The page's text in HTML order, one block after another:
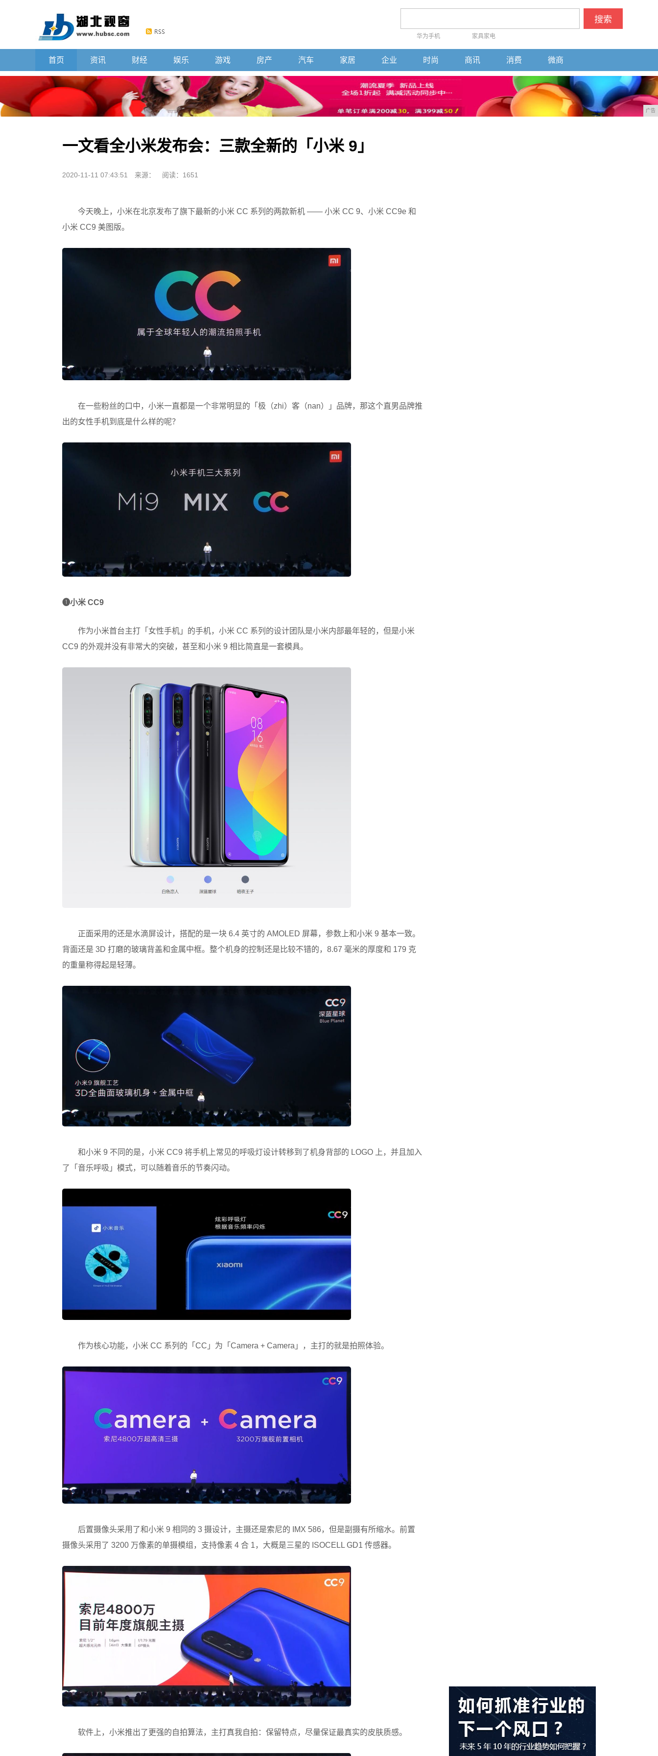
搜索
华为手机 家具家电
首页 资讯 财经 娱乐 游戏 房产 汽车 家居 企业 时尚 商讯 消费 微商
广告
一文看全小米发布会：三款全新的「小米 9」
2020-11-11 07:43:51 来源： 阅读：1651
今天晚上，小米在北京发布了旗下最新的小米 CC 系列的两款新机 —— 小米 CC 9、小米 CC9e 和
小米 CC9 美图版。
在一些粉丝的口中，小米一直都是一个非常明显的「极（zhi）客（nan）」品牌，那这个直男品牌推
出的女性手机到底是什么样的呢？
❶小米 CC9
作为小米首台主打「女性手机」的手机，小米 CC 系列的设计团队是小米内部最年轻的，但是小米
CC9 的外观并没有非常大的突破，甚至和小米 9 相比简直是一套模具。
正面采用的还是水滴屏设计，搭配的是一块 6.4 英寸的 AMOLED 屏幕，参数上和小米 9 基本一致。
背面还是 3D 打磨的玻璃背盖和金属中框。整个机身的控制还是比较不错的，8.67 毫米的厚度和 179 克
的重量称得起是轻薄。
和小米 9 不同的是，小米 CC9 将手机上常见的呼吸灯设计转移到了机身背部的 LOGO 上，并且加入
了「音乐呼吸」模式，可以随着音乐的节奏闪动。
作为核心功能，小米 CC 系列的「CC」为「Camera + Camera」，主打的就是拍照体验。
后置摄像头采用了和小米 9 相同的 3 摄设计，主摄还是索尼的 IMX 586，但是副摄有所缩水。前置
摄像头采用了 3200 万像素的单摄模组，支持像素 4 合 1，大概是三星的 ISOCELL GD1 传感器。
软件上，小米推出了更强的自拍算法，主打真我自拍：保留特点，尽量保证最真实的皮肤质感。